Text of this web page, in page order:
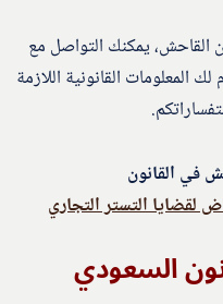
القاحش، يمكنك التواصل مع
المعلومات القانونية اللازمة
في القانون
لقضايا التستر التجاري
السعودي